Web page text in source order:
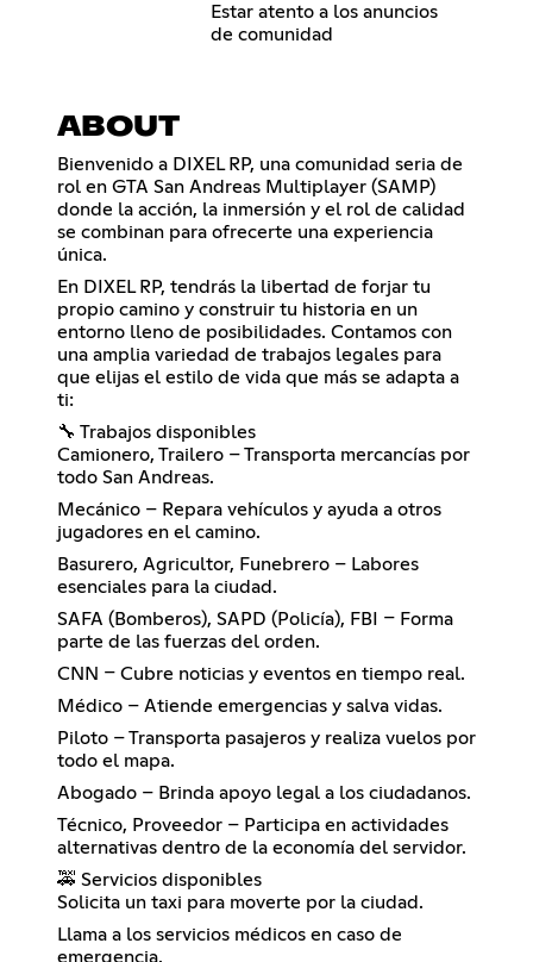
Estar atento a los anuncios
de comunidad
ABOUT
Bienvenido a DIXEL RP, una comunidad seria de
rol en GTA San Andreas Multiplayer (SAMP)
donde la acción, la inmersión y el rol de calidad
se combinan para ofrecerte una experiencia
única.
En DIXEL RP, tendrás la libertad de forjar tu
propio camino y construir tu historia en un
entorno lleno de posibilidades. Contamos con
una amplia variedad de trabajos legales para
que elijas el estilo de vida que más se adapta a
ti:
🔧 Trabajos disponibles
Camionero, Trailero – Transporta mercancías por
todo San Andreas.
Mecánico – Repara vehículos y ayuda a otros
jugadores en el camino.
Basurero, Agricultor, Funebrero – Labores
esenciales para la ciudad.
SAFA (Bomberos), SAPD (Policía), FBI – Forma
parte de las fuerzas del orden.
CNN – Cubre noticias y eventos en tiempo real.
Médico – Atiende emergencias y salva vidas.
Piloto – Transporta pasajeros y realiza vuelos por
todo el mapa.
Abogado – Brinda apoyo legal a los ciudadanos.
Técnico, Proveedor – Participa en actividades
alternativas dentro de la economía del servidor.
🚕 Servicios disponibles
Solicita un taxi para moverte por la ciudad.
Llama a los servicios médicos en caso de
emergencia.